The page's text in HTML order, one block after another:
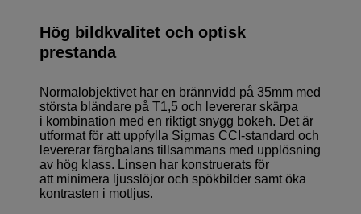
Hög bildkvalitet och optisk
prestanda
Normalobjektivet har en brännvidd på 35mm med
största bländare på T1,5 och levererar skärpa
i kombination med en riktigt snygg bokeh. Det är
utformat för att uppfylla Sigmas CCI-standard och
levererar färgbalans tillsammans med upplösning
av hög klass. Linsen har konstruerats för
att minimera ljusslöjor och spökbilder samt öka
kontrasten i motljus.